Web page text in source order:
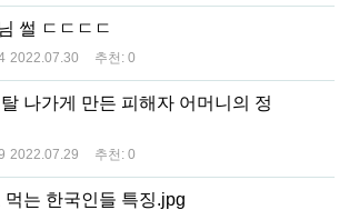
썰 ㄷㄷㄷㄷ
2022.07.30 추천: 0
나가게 만든 피해자 어머니의 정
2022.07.29 추천: 0
먹는 한국인들 특징.jpg